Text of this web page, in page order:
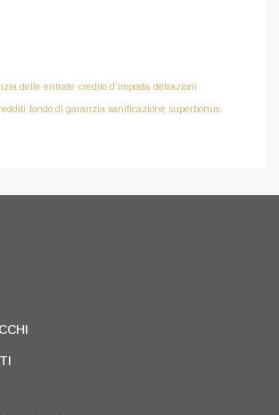
delle entrate credito d'imposta detrazioni
fondo di garanzia sanificazione superbonus